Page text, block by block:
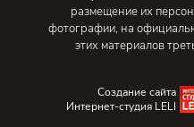
размещение их
фотографии, на
этих материалов
Создание сайта
Интернет-студия LELI